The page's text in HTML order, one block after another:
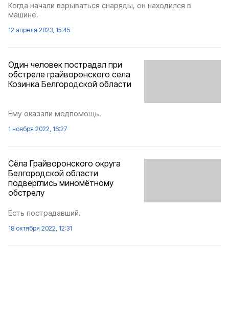
Когда начали взрываться снаряды, он находился в
машине.
12 апреля 2023, 15:45
Один человек пострадал при
обстреле грайворонского села
Козинка Белгородской области
Ему оказали медпомощь.
1 ноября 2022, 16:27
Сёла Грайворонского округа
Белгородской области
подверглись миномётному
обстрелу
Есть пострадавший.
18 октября 2022, 12:31